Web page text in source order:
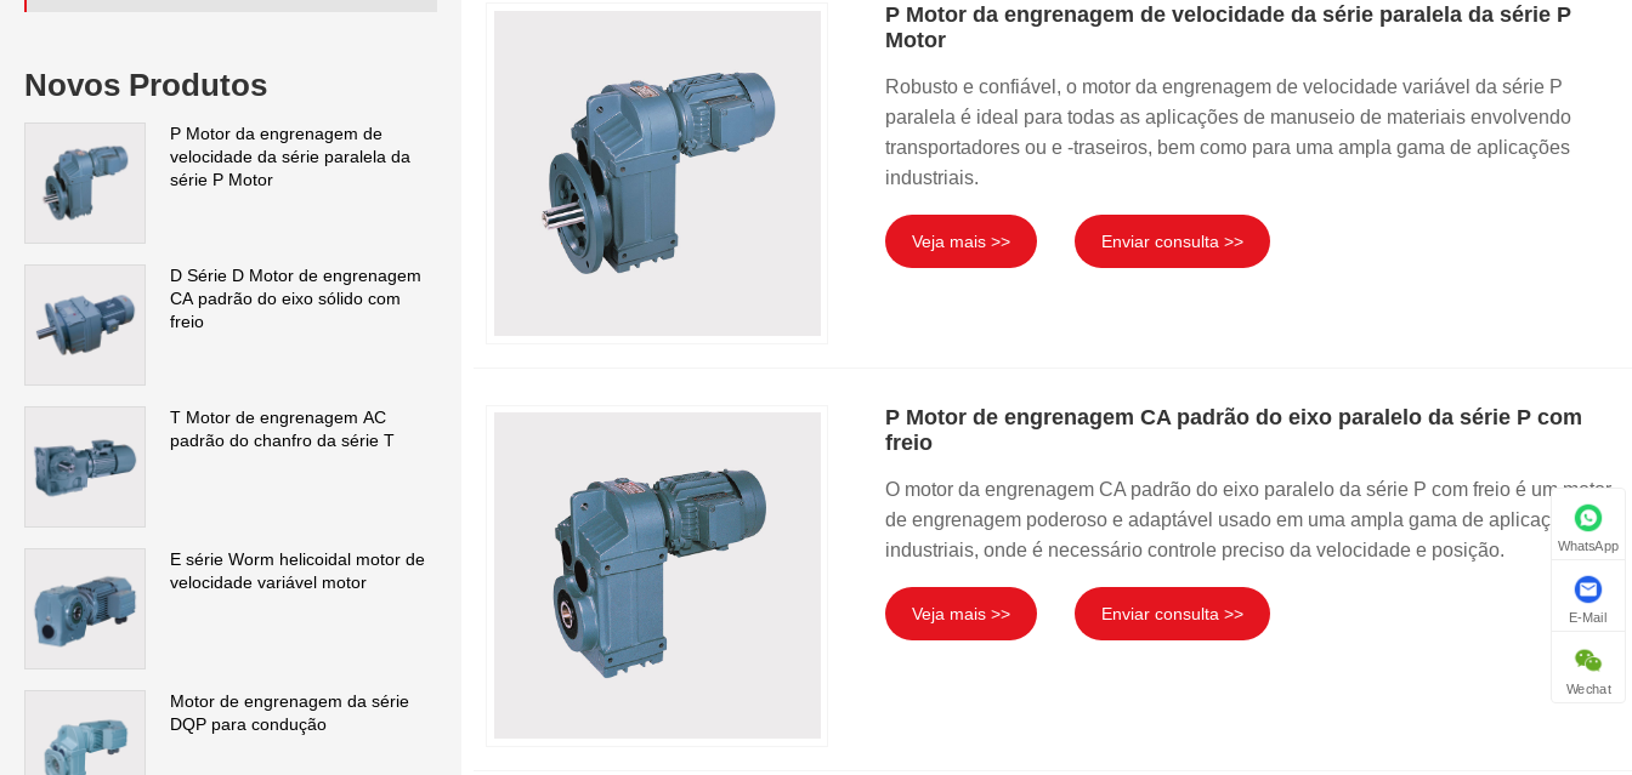
Novos Produtos
P Motor da engrenagem de
velocidade da série paralela da
série P Motor
D Série D Motor de engrenagem
CA padrão do eixo sólido com
freio
T Motor de engrenagem AC
padrão do chanfro da série T
E série Worm helicoidal motor de
velocidade variável motor
Motor de engrenagem da série
DQP para condução
P Motor da engrenagem de velocidade da série paralela da série P
Motor
Robusto e confiável, o motor da engrenagem de velocidade variável da série P
paralela é ideal para todas as aplicações de manuseio de materiais envolvendo
transportadores ou e -traseiros, bem como para uma ampla gama de aplicações
industriais.
Veja mais >> Enviar consulta >>
P Motor de engrenagem CA padrão do eixo paralelo da série P com
freio
O motor da engrenagem CA padrão do eixo paralelo da série P com freio é um motor
de engrenagem poderoso e adaptável usado em uma ampla gama de aplicações
industriais, onde é necessário controle preciso da velocidade e posição.
Veja mais >> Enviar consulta >>
WhatsApp
E-Mail
Wechat